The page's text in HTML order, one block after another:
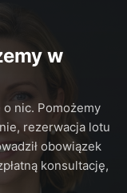
w
nic. Pomożemy
rezerwacja lotu
obowiązek
konsultację,